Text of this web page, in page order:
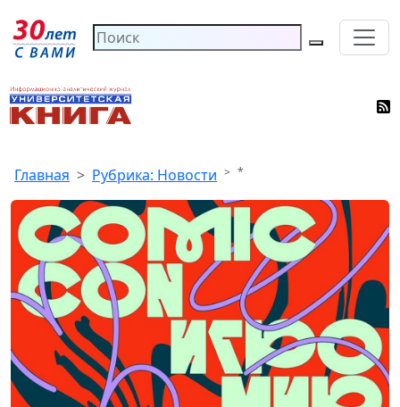
Главная Рубрика: Новости *